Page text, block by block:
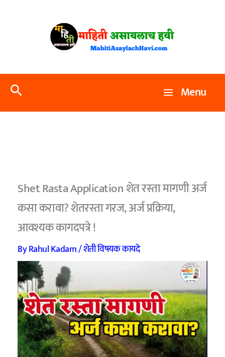
Search Menu
Shet Rasta Application शेत रस्ता मागणी अर्ज
कसा करावा? शेतरस्ता गरज, अर्ज प्रक्रिया,
आवश्यक कागदपत्रे !
ByRahul Kadam/शेती विषयक कायदे